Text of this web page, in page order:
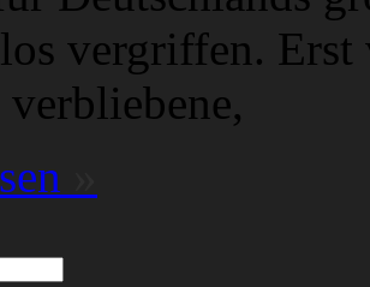
vergriffen.
verbliebene,